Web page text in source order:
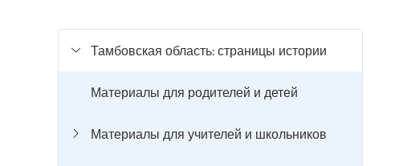
Тамбовская область: страницы истории
Материалы для родителей и детей
Материалы для учителей и школьников